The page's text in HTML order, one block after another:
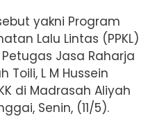
yakni Program
Lalu Lintas (PPKL)
Jasa Raharja
Toili, L M Hussein
di Madrasah Aliyah
Senin, (11/5).